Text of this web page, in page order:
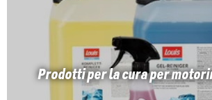
Prodotti per la cura per